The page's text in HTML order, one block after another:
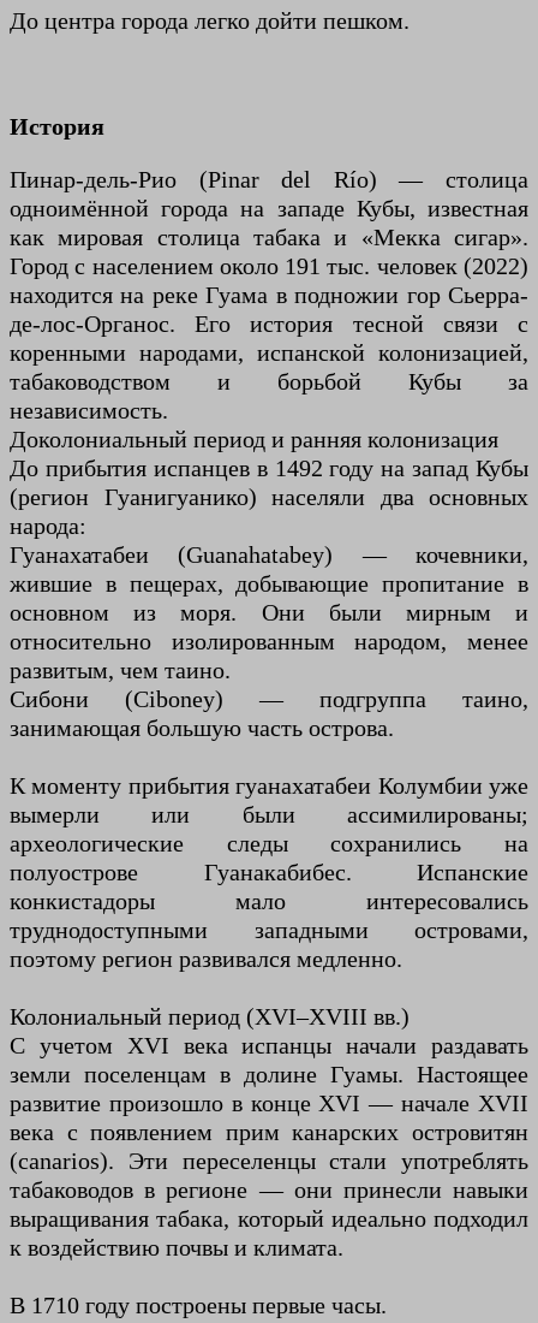
До центра города легко дойти пешком.
История
Пинар-дель-Рио (Pinar del Río) — столица
одноимённой города на западе Кубы, известная
как мировая столица табака и «Мекка сигар».
Город с населением около 191 тыс. человек (2022)
находится на реке Гуама в подножии гор Сьерра-
де-лос-Органос. Его история тесной связи с
коренными народами, испанской колонизацией,
табаководством и борьбой Кубы за
независимость.
Доколониальный период и ранняя колонизация
До прибытия испанцев в 1492 году на запад Кубы
(регион Гуанигуанико) населяли два основных
народа:
Гуанахатабеи (Guanahatabey) — кочевники,
жившие в пещерах, добывающие пропитание в
основном из моря. Они были мирным и
относительно изолированным народом, менее
развитым, чем таино.
Сибони (Ciboney) — подгруппа таино,
занимающая большую часть острова.
К моменту прибытия гуанахатабеи Колумбии уже
вымерли или были ассимилированы;
археологические следы сохранились на
полуострове Гуанакабибес. Испанские
конкистадоры мало интересовались
труднодоступными западными островами,
поэтому регион развивался медленно.
Колониальный период (XVI–XVIII вв.)
С учетом XVI века испанцы начали раздавать
земли поселенцам в долине Гуамы. Настоящее
развитие произошло в конце XVI — начале XVII
века с появлением прим канарских островитян
(canarios). Эти переселенцы стали употреблять
табаководов в регионе — они принесли навыки
выращивания табака, который идеально подходил
к воздействию почвы и климата.
В 1710 году построены первые часы.